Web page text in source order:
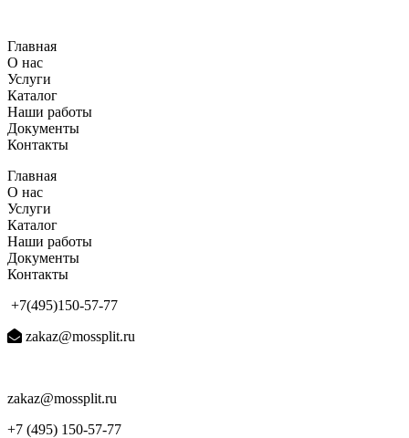
содержимому
Главная
О нас
Услуги
Каталог
Наши работы
Документы
Контакты
Главная
О нас
Услуги
Каталог
Наши работы
Документы
Контакты
+7(495)150-57-77
zakaz@mossplit.ru
zakaz@mossplit.ru
+7 (495) 150-57-77